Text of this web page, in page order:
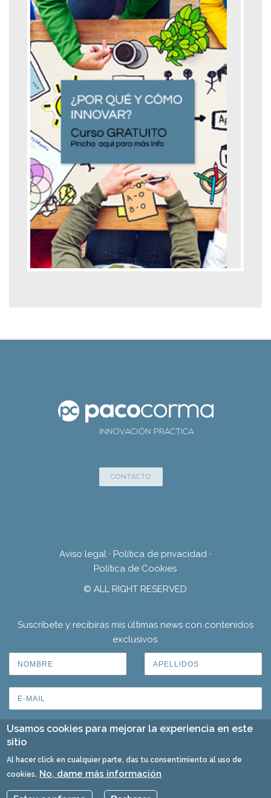
CONTACTO
Aviso legal · Política de privacidad ·
Política de Cookies
© ALL RIGHT RESERVED
Suscríbete y recibirás mis últimas news con contenidos
exclusivos.
Usamos cookies para mejorar la experiencia en este
sitio
Al hacer click en cualquier parte, das tu consentimiento al uso de
cookies. No, dame más información